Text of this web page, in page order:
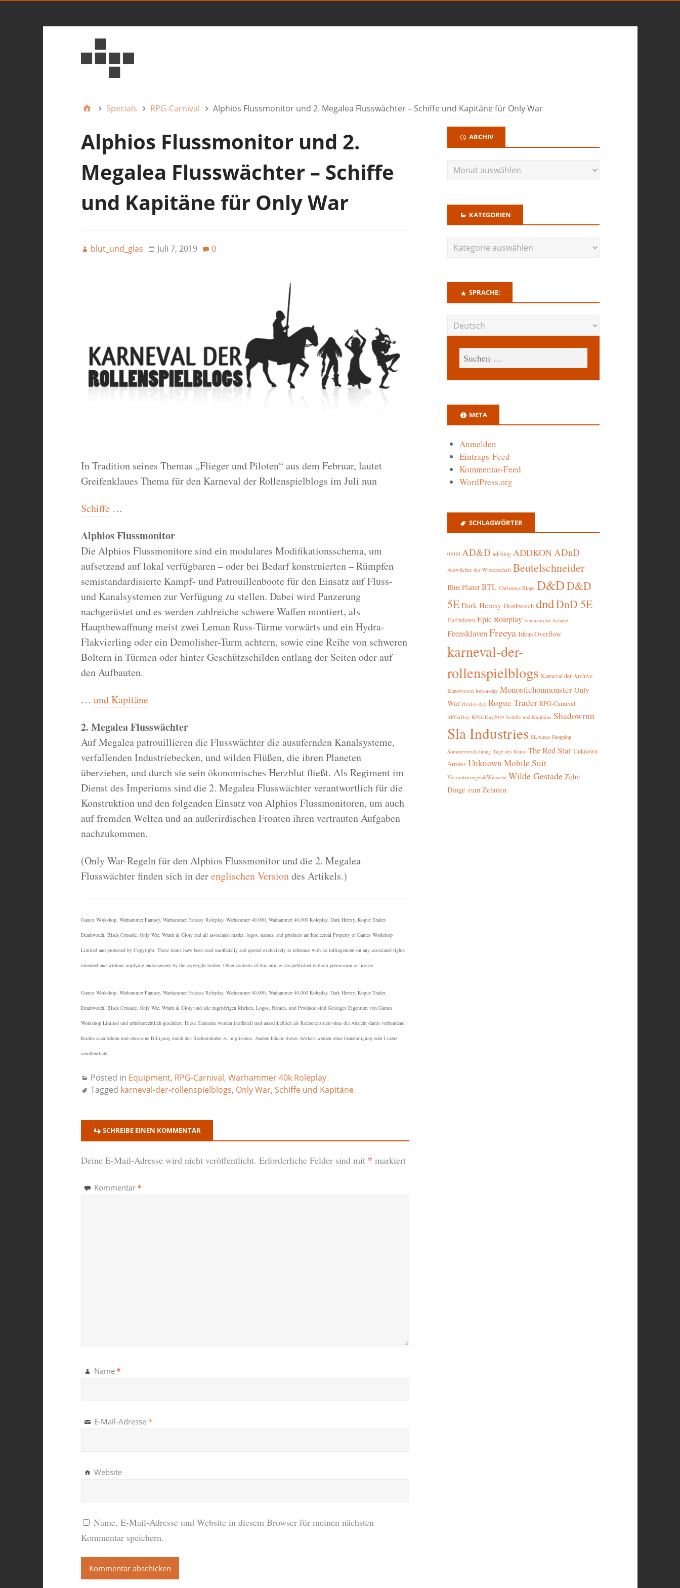
Specials RPG-Carnival Alphios Flussmonitor und 2. Megalea Flusswächter – Schiffe und Kapitäne für Only War
Alphios Flussmonitor und 2.
Megalea Flusswächter – Schiffe
und Kapitäne für Only War
blut_und_glas Juli 7, 2019 0
In Tradition seines Themas „Flieger und Piloten“ aus dem Februar, lautet
Greifenklaues Thema für den Karneval der Rollenspielblogs im Juli nun
Schiffe…
Alphios Flussmonitor
Die Alphios Flussmonitore sind ein modulares Modifikationsschema, um
aufsetzend auf lokal verfügbaren – oder bei Bedarf konstruierten – Rümpfen
semistandardisierte Kampf- und Patrouillenboote für den Einsatz auf Fluss-
und Kanalsystemen zur Verfügung zu stellen. Dabei wird Panzerung
nachgerüstet und es werden zahlreiche schwere Waffen montiert, als
Hauptbewaffnung meist zwei Leman Russ-Türme vorwärts und ein Hydra-
Flakvierling oder ein Demolisher-Turm achtern, sowie eine Reihe von schweren
Boltern in Türmen oder hinter Geschützschilden entlang der Seiten oder auf
den Aufbauten.
… und Kapitäne
2. Megalea Flusswächter
Auf Megalea patrouillieren die Flusswächter die ausufernden Kanalsysteme,
verfallenden Industriebecken, und wilden Flüßen, die ihren Planeten
überziehen, und durch sie sein ökonomisches Herzblut fließt. Als Regiment im
Dienst des Imperiums sind die 2. Megalea Flusswächter verantwortlich für die
Konstruktion und den folgenden Einsatz von Alphios Flussmonitoren, um auch
auf fremden Welten und an außerirdischen Fronten ihren vertrauten Aufgaben
nachzukommen.
(Only War-Regeln für den Alphios Flussmonitor und die 2. Megalea
Flusswächter finden sich in derenglischen Versiondes Artikels.)
Games Workshop, Warhammer Fantasy, Warhammer Fantasy Roleplay, Warhammer 40,000, Warhammer 40,000 Roleplay, Dark Heresy, Rogue Trader,
Deathwatch, Black Crusade, Only War, Wrath & Glory and all associated marks, logos, names, and products are Intelectual Property of Games Workshop
Limited and protected by Copyright. These items have been used unofficially and quoted exclusively as reference with no infringement on any associated rights
intended and without implying endorsement by the copyright holder. Other contents of this articles are published without permission or license.
Games Workshop, Warhammer Fantasy, Warhammer Fantasy Roleplay, Warhammer 40,000, Warhammer 40,000 Roleplay, Dark Heresy, Rogue Trader,
Deathwatch, Black Crusade, Only War, Wrath & Glory und alle zugehörigen Marken, Logos, Namen, und Produkte sind Geistiges Eigentum von Games
Workshop Limited und urheberrechtlich geschützt. Diese Elemente wurden inoffiziell und ausschließlich als Referenz zitiert ohne die Absicht damit verbundene
Rechte anzufechten und ohne eine Billigung durch den Rechteinhaber zu implizieren. Andere Inhalte dieses Artikels werden ohne Genehmigung oder Lizenz
veröffentlicht.
Posted in Equipment, RPG-Carnival, Warhammer 40k Roleplay
Tagged karneval-der-rollenspielblogs, Only War, Schiffe und Kapitäne
SCHREIBE EINEN KOMMENTAR
Deine E-Mail-Adresse wird nicht veröffentlicht. Erforderliche Felder sind mit * markiert
Kommentar *
Name *
E-Mail-Adresse *
Website
Name, E-Mail-Adresse und Website in diesem Browser für meinen nächsten
Kommentar speichern.
ARCHIV
KATEGORIEN
SPRACHE:
META
Anmelden
Eintrags-Feed
Kommentar-Feed
WordPress.org
SCHLAGWÖRTER
01010 AD&D ad-blog ADDKONADnD
Auswüchse der Wissenschaft Beutelschneider
Blue Planet BTL Christmas Binge D&DD&D
5E Dark Heresy Deathwatch dndDnD 5E
Earthdawn Epic Roleplay Fantastische Schuhe
Feensklaven Freeya Ideas Overflow
karneval-der-
rollenspielblogs Karneval der Archive
Kunstwesen loot-a-day Monostichonmonster Only
War rival-a-day Rogue Trader RPG-Carnival
RPGaDay RPGaDay2019 Schiffe und Kapitäne Shadowrun
Sla Industries SLAmas Shopping
Sommerverdichtung Tage des Ruins The Red Star Unknown
Armies Unknown Mobile Suit
Verzauberungen&Wünsche Wilde Gestade Zehn
Dinge zum Zehnten